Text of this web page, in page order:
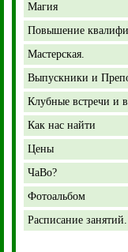
Магия
Повышение
Мастерская.
Выпускники и
Клубные встречи и
Как нас найти
Цены
ЧаВо?
Фотоальбом
Расписание занятий.